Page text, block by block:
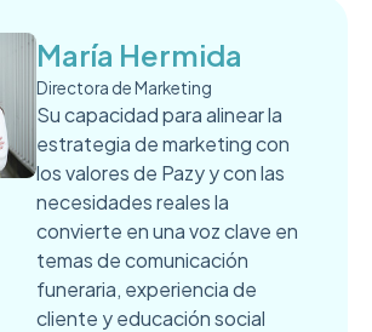
María Hermida
Directora de Marketing
Su capacidad para alinear la
estrategia de marketing con
los valores de Pazy y con las
necesidades reales la
convierte en una voz clave en
temas de comunicación
funeraria, experiencia de
cliente y educación social